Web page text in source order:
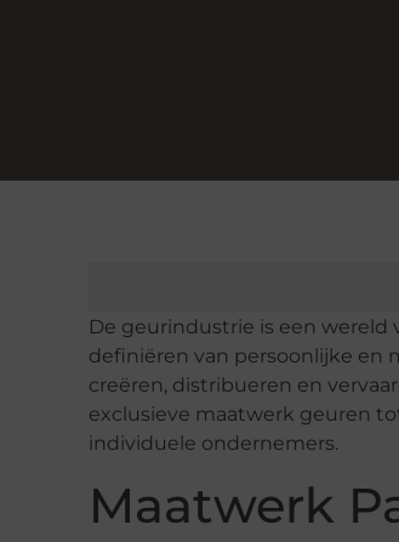
De geurindustrie is een wereld
definiëren van persoonlijke en
creëren, distribueren en
exclusieve maatwerk geuren
individuele ondernemers.
Maatwerk